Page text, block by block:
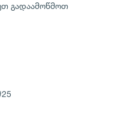
გადაამოწმოთ